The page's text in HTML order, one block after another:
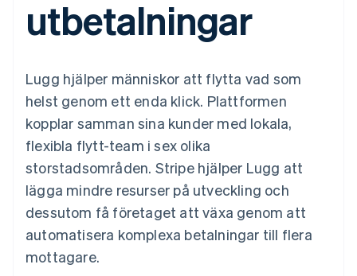
Link
Accelererad kassaprocess
Automatiserad
redovisning
rapporter
Data Pipeline
Datasynkronisering
Mer
Product roadmap
Se vad som kommer härnäst
Radar
Bedrägeribekämpning
Atlas
Plattformar
SaaS
AI-företag
Kreatörsekonomi
Spel
Besöksnäring, resor
Försäkringsbolag
Media och
underhållning
Ideella organisationer
Erbjud
användningsbaserad
fakturering
Tillhandahåll och
hantera tjänster med
agenter
Resurser
Appintegrationer
Kodexempel
Utvecklarblogg
Företag
Produktplan
Karriärer
Nyhetsrum
Stripe Press
Kontakt
Kontakta säljteamet
Bli partner
utbetalningar
Lugg hjälper människor att flytta vad som
helst genom ett enda klick. Plattformen
kopplar samman sina kunder med lokala,
flexibla flytt-team i sex olika
storstadsområden. Stripe hjälper Lugg att
lägga mindre resurser på utveckling och
dessutom få företaget att växa genom att
automatisera komplexa betalningar till flera
mottagare.